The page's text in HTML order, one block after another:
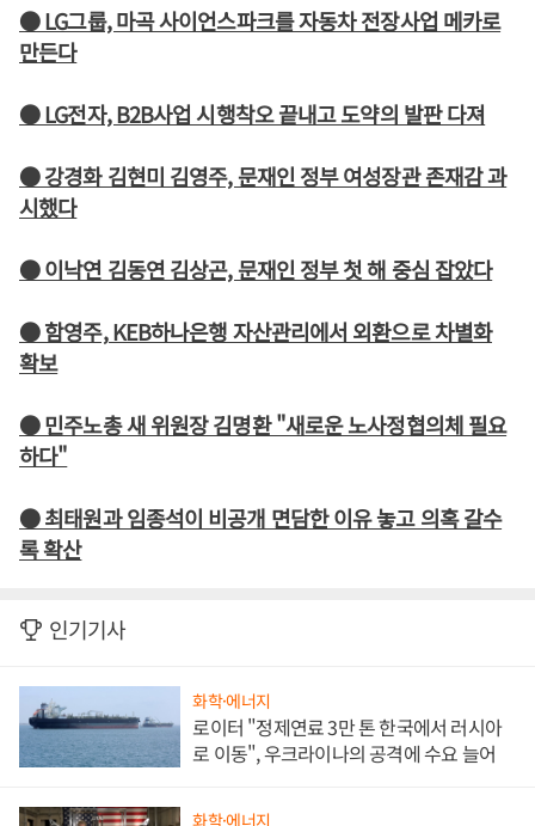
● LG그룹, 마곡 사이언스파크를 자동차 전장사업 메카로
만든다
● LG전자, B2B사업 시행착오 끝내고 도약의 발판 다져
● 강경화 김현미 김영주, 문재인 정부 여성장관 존재감 과
시했다
● 이낙연 김동연 김상곤, 문재인 정부 첫 해 중심 잡았다
● 함영주, KEB하나은행 자산관리에서 외환으로 차별화
확보
● 민주노총 새 위원장 김명환 "새로운 노사정협의체 필요
하다"
● 최태원과 임종석이 비공개 면담한 이유 놓고 의혹 갈수
록 확산
인기기사
화학·에너지
로이터 "정제연료 3만 톤 한국에서 러시아
로 이동", 우크라이나의 공격에 수요 늘어
화학·에너지